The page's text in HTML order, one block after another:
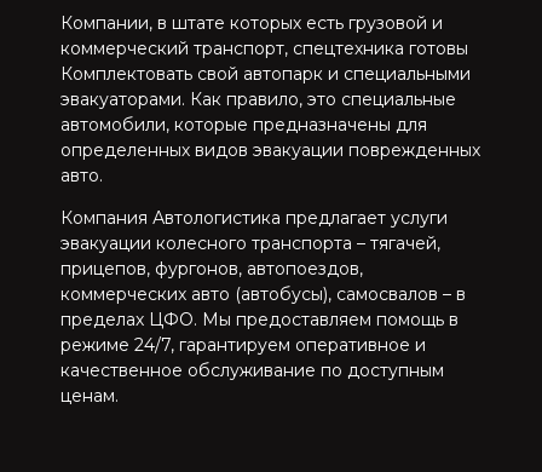
Компании, в штате которых есть грузовой и
коммерческий транспорт, спецтехника готовы
Комплектовать свой автопарк и специальными
эвакуаторами. Как правило, это специальные
автомобили, которые предназначены для
определенных видов эвакуации поврежденных
авто.
Компания Автологистика предлагает услуги
эвакуации колесного транспорта – тягачей,
прицепов, фургонов, автопоездов,
коммерческих авто (автобусы), самосвалов – в
пределах ЦФО. Мы предоставляем помощь в
режиме 24/7, гарантируем оперативное и
качественное обслуживание по доступным
ценам.